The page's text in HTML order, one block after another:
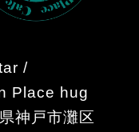
/
Place hug
神戸市灘区